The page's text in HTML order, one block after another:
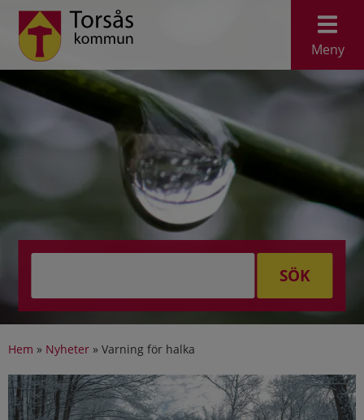
Meny
SÖK
Hem » Nyheter » Varning för halka